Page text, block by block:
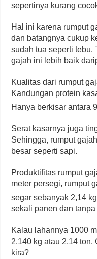
sepertinya kurang
Hal ini karena rumput
dan batangnya cukup
sudah tua seperti tebu.
gajah ini lebih baik
Kualitas dari rumput
Kandungan protein
Hanya berkisar antara
Serat kasarnya juga
Sehingga, rumput
besar seperti sapi.
Produktifitas rumput
meter persegi, rumput
segar sebanyak 2,14
sekali panen dan
Kalau lahannya 1000
2.140 kg atau 2,14
kira?